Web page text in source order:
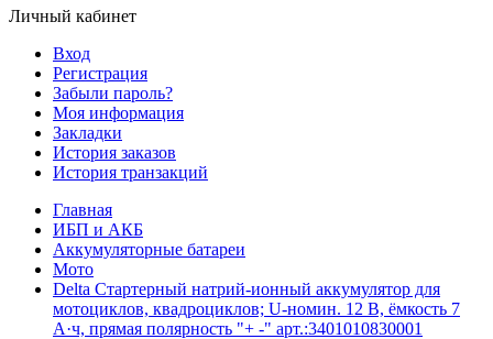
Личный кабинет
Вход
Регистрация
Забыли пароль?
Моя информация
Закладки
История заказов
История транзакций
Главная
ИБП и АКБ
Аккумуляторные батареи
Мото
Delta Стартерный натрий-ионный аккумулятор для
мотоциклов, квадроциклов; U-номин. 12 В, ёмкость 7
А·ч, прямая полярность "+ -" арт.:3401010830001